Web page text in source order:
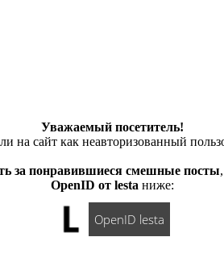
Уважаемый посетитель!
на сайт как неавторизованный
за понравившиеся смешные посты
OpenID от lesta ниже:
OpenID lesta